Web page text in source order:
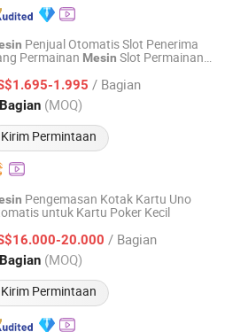
Penjual Otomatis Slot Penerima
Permainan Mesin Slot Permainan
1.995 / Bagian
(MOQ)
Kirim Permintaan
Harga mulai 2023
Pengemasan Kotak Kartu Uno
untuk Kartu Poker Kecil
20.000 / Bagian
(MOQ)
Kirim Permintaan
& Technology Co., Ltd.
Harga mulai 2014